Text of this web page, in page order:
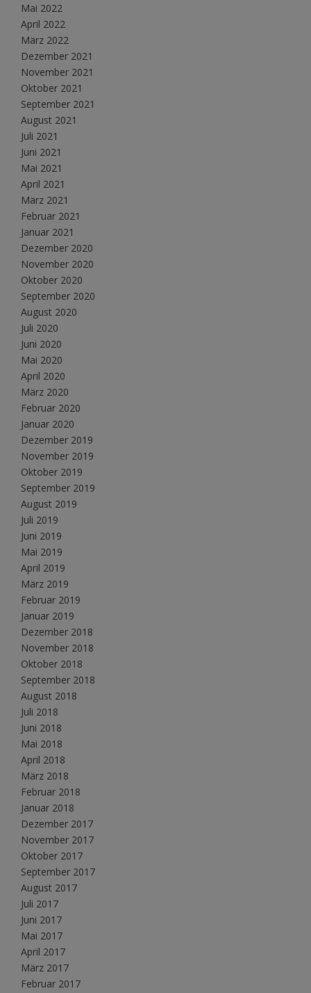
Mai 2022
April 2022
März 2022
Dezember 2021
November 2021
Oktober 2021
September 2021
August 2021
Juli 2021
Juni 2021
Mai 2021
April 2021
März 2021
Februar 2021
Januar 2021
Dezember 2020
November 2020
Oktober 2020
September 2020
August 2020
Juli 2020
Juni 2020
Mai 2020
April 2020
März 2020
Februar 2020
Januar 2020
Dezember 2019
November 2019
Oktober 2019
September 2019
August 2019
Juli 2019
Juni 2019
Mai 2019
April 2019
März 2019
Februar 2019
Januar 2019
Dezember 2018
November 2018
Oktober 2018
September 2018
August 2018
Juli 2018
Juni 2018
Mai 2018
April 2018
März 2018
Februar 2018
Januar 2018
Dezember 2017
November 2017
Oktober 2017
September 2017
August 2017
Juli 2017
Juni 2017
Mai 2017
April 2017
März 2017
Februar 2017